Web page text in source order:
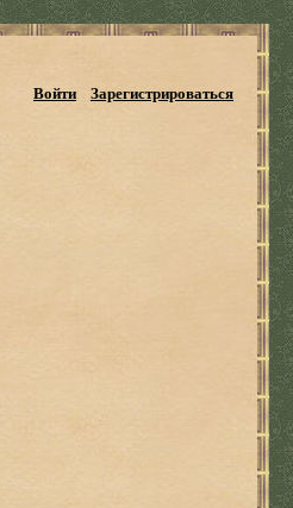
Войти Зарегистрироваться